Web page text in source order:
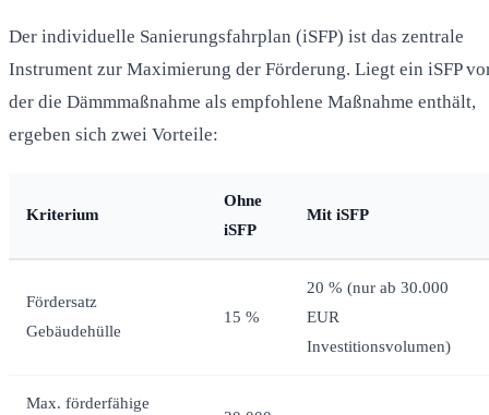
Der individuelle Sanierungsfahrplan (iSFP) ist das zentrale
Instrument zur Maximierung der Förderung. Liegt ein iSFP
der die Dämmmaßnahme als empfohlene Maßnahme enthält,
ergeben sich zwei Vorteile:
Kriterium
Ohne
iSFP
Mit iSFP
Fördersatz
Gebäudehülle
15 %
20 % (nur ab 30.000
EUR
Investitionsvolumen)
Max. förderfähige